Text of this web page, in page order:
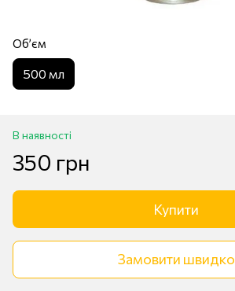
Обʼєм
500 мл
В наявності
350 грн
Купити
Замовити швидко